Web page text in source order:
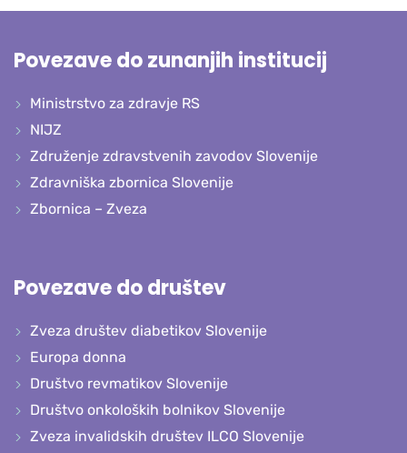
Povezave do zunanjih institucij
Ministrstvo za zdravje RS
NIJZ
Združenje zdravstvenih zavodov Slovenije
Zdravniška zbornica Slovenije
Zbornica – Zveza
Povezave do društev
Zveza društev diabetikov Slovenije
Europa donna
Društvo revmatikov Slovenije
Društvo onkoloških bolnikov Slovenije
Zveza invalidskih društev ILCO Slovenije